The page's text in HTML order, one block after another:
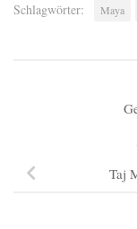
Schlagwörter: Maya
Taj